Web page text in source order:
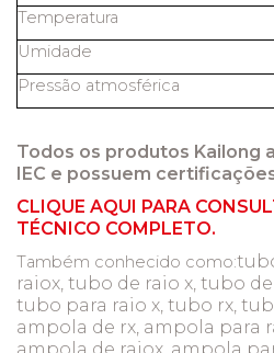
Temperatura
Umidade
Pressão atmosférica
Todos os produtos Kailong
IEC e possuem
CLIQUE AQUI PARA
TÉCNICO COMPLETO.
Também conhecido como:
raiox, tubo de raio x, tubo
tubo para raio x, tubo rx,
ampola de rx, ampola para